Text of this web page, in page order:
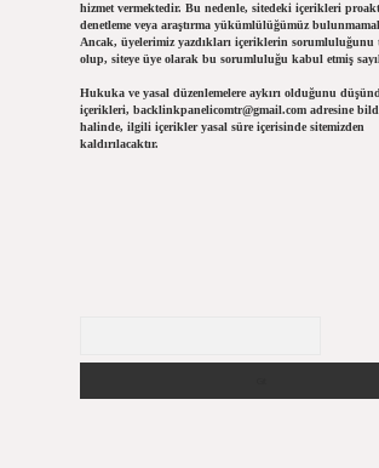
hizmet vermektedir. Bu nedenle, sitedeki içerikleri
denetleme veya araştırma yükümlülüğümüz
Ancak, üyelerimiz yazdıkları içeriklerin sorumluluğunu
olup, siteye üye olarak bu sorumluluğu kabul etmiş
Hukuka ve yasal düzenlemelere aykırı olduğunu
içerikleri, backlinkpanelicomtr@gmail.comadresine
halinde, ilgili içerikler yasal süre içerisinde sitemizden
kaldırılacaktır.